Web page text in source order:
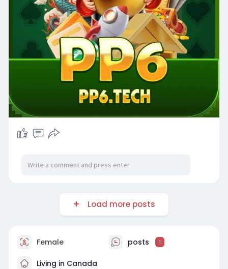
Load more posts
Female posts 1
Living in Canada